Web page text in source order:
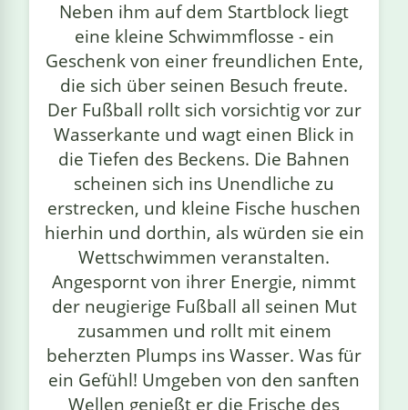
Neben ihm auf dem Startblock liegt
eine kleine Schwimmflosse - ein
Geschenk von einer freundlichen Ente,
die sich über seinen Besuch freute.
Der Fußball rollt sich vorsichtig vor zur
Wasserkante und wagt einen Blick in
die Tiefen des Beckens. Die Bahnen
scheinen sich ins Unendliche zu
erstrecken, und kleine Fische huschen
hierhin und dorthin, als würden sie ein
Wettschwimmen veranstalten.
Angespornt von ihrer Energie, nimmt
der neugierige Fußball all seinen Mut
zusammen und rollt mit einem
beherzten Plumps ins Wasser. Was für
ein Gefühl! Umgeben von den sanften
Wellen genießt er die Frische des